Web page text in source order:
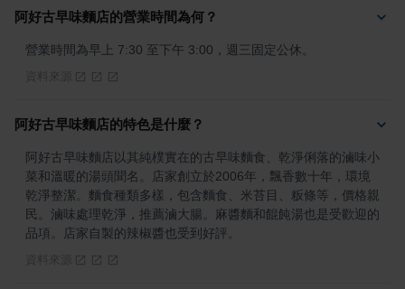
阿好古早味麵店的營業時間為何？
營業時間為早上 7:30 至下午 3:00，週三固定公休。
阿好古早味麵店的特色是什麼？
阿好古早味麵店以其純樸實在的古早味麵食、乾淨俐落的滷味小
菜和溫暖的湯頭聞名。店家創立於2006年，飄香數十年，環境
乾淨整潔。麵食種類多樣，包含麵食、米苔目、粄條等，價格親
民。滷味處理乾淨，推薦滷大腸。麻醬麵和餛飩湯也是受歡迎的
品項。店家自製的辣椒醬也受到好評。